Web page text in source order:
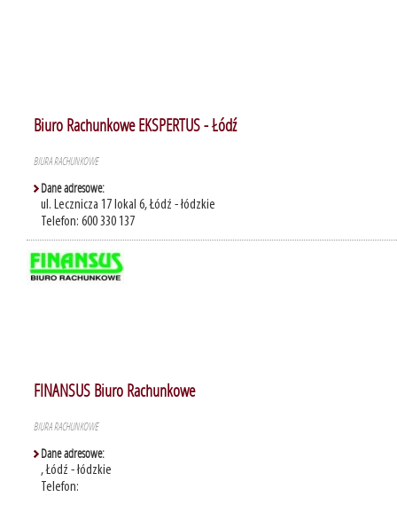
Biuro Rachunkowe EKSPERTUS - Łódź
BIURA RACHUNKOWE
Dane adresowe:
ul. Lecznicza 17 lokal 6, Łódź - łódzkie
Telefon: 600 330 137
FINANSUS Biuro Rachunkowe
BIURA RACHUNKOWE
Dane adresowe:
, Łódź - łódzkie
Telefon: